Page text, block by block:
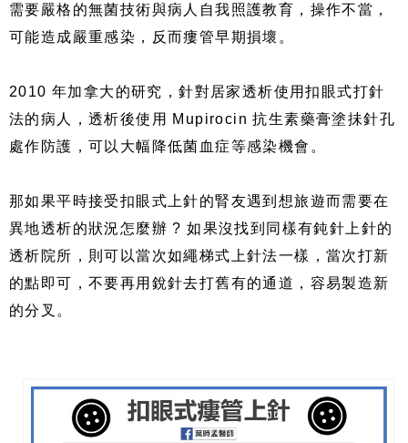
需要嚴格的無菌技術與病人自我照護教育，操作不當，
可能造成嚴重感染，反而瘻管早期損壞。
2010 年加拿大的研究，針對居家透析使用扣眼式打針
法的病人，透析後使用 Mupirocin 抗生素藥膏塗抺針孔
處作防護，可以大幅降低菌血症等感染機會。
那如果平時接受扣眼式上針的腎友遇到想旅遊而需要在
異地透析的狀況怎麼辦 ? 如果沒找到同樣有鈍針上針的
透析院所，則可以當次如繩梯式上針法一樣，當次打新
的點即可，不要再用銳針去打舊有的通道，容易製造新
的分叉。